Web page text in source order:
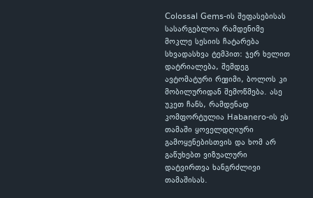
Colossal Gems-ის შეფასებისას
სასარგებლოა რამდენიმე
მოკლე სესიის ჩატარება
სხვადასხვა ტემპით: ჯერ ხელით
დატრიალება, შემდეგ
ავტომატური რეჟიმი, ბოლოს კი
მობილურიდან შემოწმება. ასე
უკეთ ჩანს, რამდენად
კომფორტულია Habanero-ის ეს
თამაში ყოველდღიური
გამოყენებისთვის და ხომ არ
გაწუხებთ ვიზუალური
დატვირთვა ხანგრძლივი
თამაშისას.